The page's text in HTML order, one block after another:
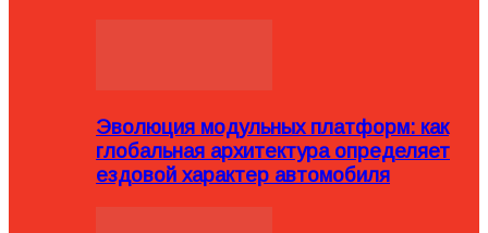
Эволюция модульных платформ: как
глобальная архитектура определяет
ездовой характер автомобиля